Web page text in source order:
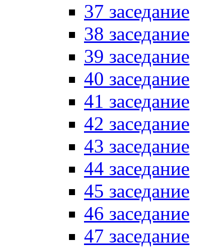
37 заседание
38 заседание
39 заседание
40 заседание
41 заседание
42 заседание
43 заседание
44 заседание
45 заседание
46 заседание
47 заседание